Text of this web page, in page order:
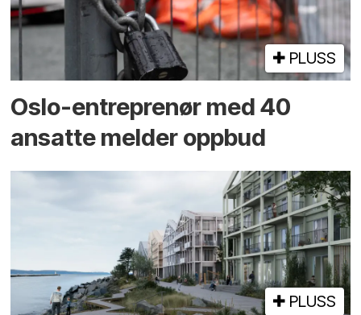
PLUSS
Oslo-entreprenør med 40
ansatte melder oppbud
PLUSS